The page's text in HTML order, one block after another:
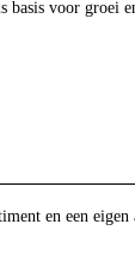
voor groei
en een